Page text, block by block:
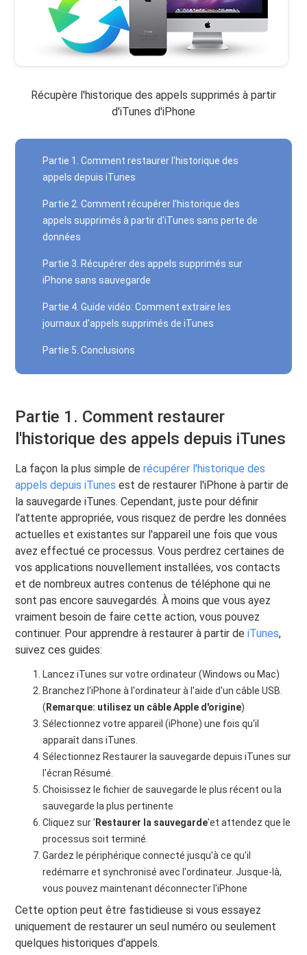
Récupère l'historique des appels supprimés à partir
d'iTunes d'iPhone
Partie 1. Comment restaurer l'historique des
appels depuis iTunes
Partie 2. Comment récupérer l'historique des
appels supprimés à partir d'iTunes sans perte de
données
Partie 3. Récupérer des appels supprimés sur
iPhone sans sauvegarde
Partie 4. Guide vidéo: Comment extraire les
journaux d'appels supprimés de iTunes
Partie 5. Conclusions
Partie 1. Comment restaurer
l'historique des appels depuis iTunes
La façon la plus simple derécupérer l'historique des
appels depuis iTunes est de restaurer l'iPhone à partir de
la sauvegarde iTunes. Cependant, juste pour définir
l'attente appropriée, vous risquez de perdre les données
actuelles et existantes sur l'appareil une fois que vous
avez effectué ce processus. Vous perdrez certaines de
vos applications nouvellement installées, vos contacts
et de nombreux autres contenus de téléphone qui ne
sont pas encore sauvegardés. À moins que vous ayez
vraiment besoin de faire cette action, vous pouvez
continuer. Pour apprendre à restaurer à partir deiTunes,
suivez ces guides:
Lancez iTunes sur votre ordinateur (Windows ou Mac)
Branchez l'iPhone à l'ordinateur à l'aide d'un câble USB.
( Remarque: utilisez un câble Apple d'origine)
Sélectionnez votre appareil (iPhone) une fois qu'il
apparaît dans iTunes.
Sélectionnez Restaurer la sauvegarde depuis iTunes sur
l'écran Résumé.
Choisissez le fichier de sauvegarde le plus récent ou la
sauvegarde la plus pertinente
Cliquez sur ' Restaurer la sauvegarde'et attendez que le
processus soit terminé.
Gardez le périphérique connecté jusqu'à ce qu'il
redémarre et synchronisé avec l'ordinateur. Jusque-là,
vous pouvez maintenant déconnecter l'iPhone
Cette option peut être fastidieuse si vous essayez
uniquement de restaurer un seul numéro ou seulement
quelques historiques d'appels.